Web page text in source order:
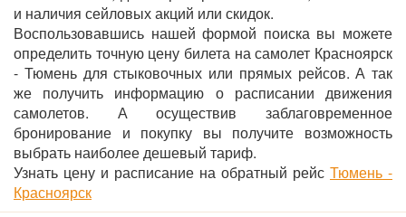
и наличия сейловых акций или скидок.
Воспользовавшись нашей формой поиска вы можете
определить точную цену билета на самолет Красноярск
- Тюмень для стыковочных или прямых рейсов. А так
же получить информацию о расписании движения
самолетов. А осуществив заблаговременное
бронирование и покупку вы получите возможность
выбрать наиболее дешевый тариф.
Узнать цену и расписание на обратный рейс Тюмень -
Красноярск